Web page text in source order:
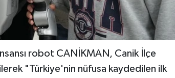
robot CANİKMAN, Canik İlçe
"Türkiye'nin nüfusa kaydedilen ilk